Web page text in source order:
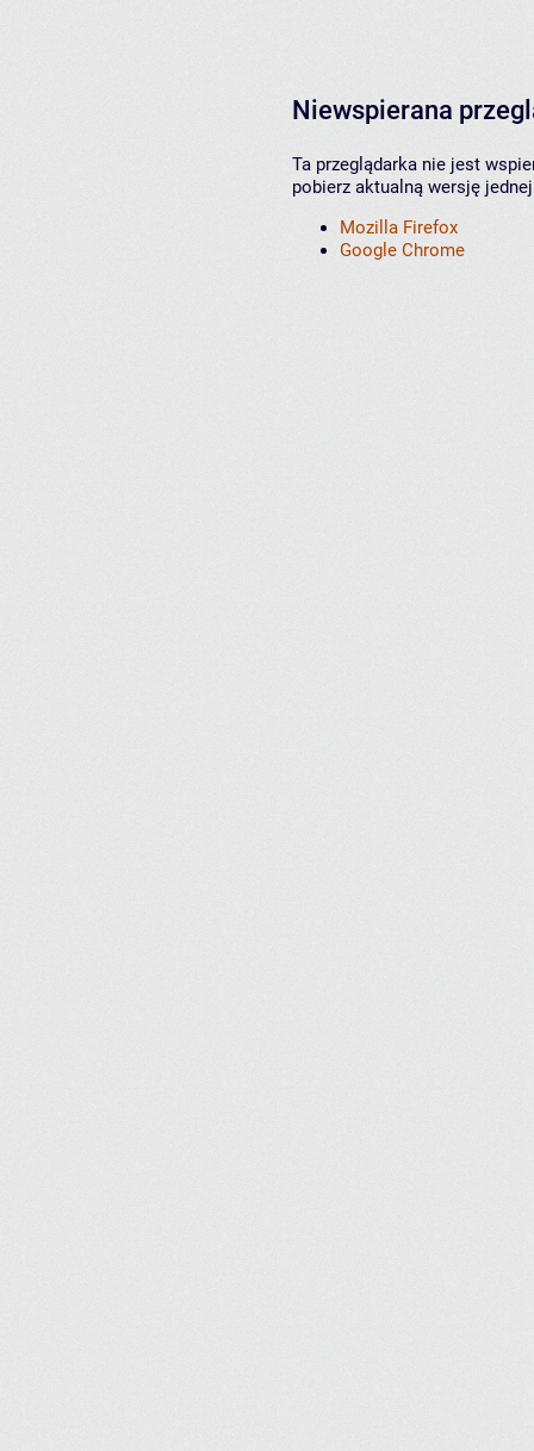
Niewspierana
Ta przeglądarka nie jest
pobierz aktualną wersję
Mozilla Firefox
Google Chrome